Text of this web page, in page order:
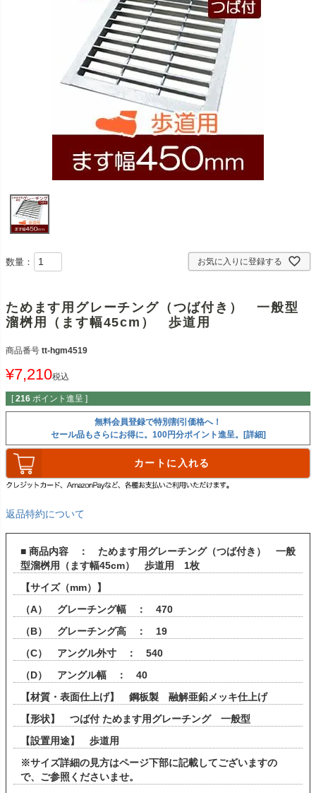
お気に入りに登録する
数量：
ためます用グレーチング（つば付き） 一般型
溜桝用（ます幅45cm） 歩道用
商品番号 tt-hgm4519
¥7,210税込
[ 216 ポイント進呈 ]
無料会員登録で特別割引価格へ！
セール品もさらにお得に。100円分ポイント進呈。[詳細]
カートに入れる
返品特約について
■ 商品内容 ： ためます用グレーチング（つば付き） 一般
型溜桝用（ます幅45cm） 歩道用 1枚
【サイズ（mm）】
（A） グレーチング幅 ： 470
（B） グレーチング高 ： 19
（C） アングル外寸 ： 540
（D） アングル幅 ： 40
【材質・表面仕上げ】 鋼板製 融解亜鉛メッキ仕上げ
【形状】 つば付 ためます用グレーチング 一般型
【設置用途】 歩道用
※サイズ詳細の見方はページ下部に記載してございますの
で、ご参照くださいませ。